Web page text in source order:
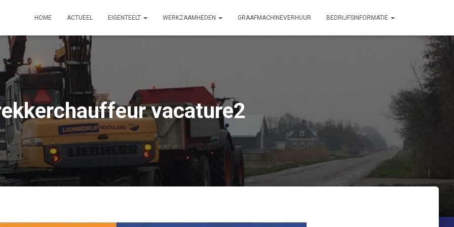
HOME ACTUEEL EIGENTEELT WERKZAAMHEDEN GRAAFMACHINEVERHUUR BEDRIJFSINFORMATIE
vacature2